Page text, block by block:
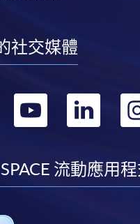
社交媒體
轉
轉
流動應用